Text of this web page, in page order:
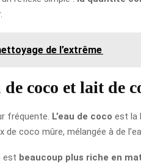
de l’extrême
coco et lait de
fréquente. L’eau de coco est la
coco mûre, mélangée à de
est beaucoup plus riche en